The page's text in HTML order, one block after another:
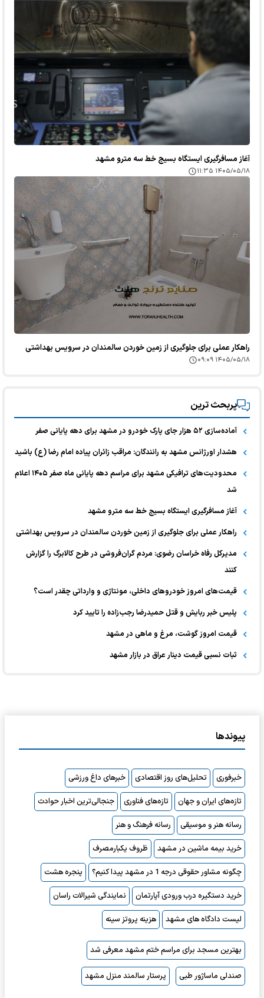
آغاز مسافرگیری ایستگاه بسیج خط سه مترو مشهد
۱۴۰۵/۰۵/۱۸ ۱۱:۳۵
راهکار عملی برای جلوگیری از زمین خوردن سالمندان در سرویس بهداشتی
۱۴۰۵/۰۵/۱۸ ۰۹:۰۹
پربحث ترین
آماده‌سازی ۵۲ هزار جای پارک خودرو در مشهد برای دهه پایانی صفر
هشدار اورژانس مشهد به رانندگان: مراقب زائران پیاده امام رضا (ع) باشید
محدودیت‌های ترافیکی مشهد برای مراسم دهه پایانی ماه صفر ۱۴۰۵ اعلام
شد
آغاز مسافرگیری ایستگاه بسیج خط سه مترو مشهد
راهکار عملی برای جلوگیری از زمین خوردن سالمندان در سرویس بهداشتی
مدیرکل رفاه خراسان رضوی: مردم گران‌فروشی در طرح کالابرگ را گزارش
کنند
قیمت‌های امروز خودرو‌های داخلی، مونتاژی و وارداتی چقدر است؟
پلیس خبر ربایش و قتل حمیدرضا رجب‌زاده را تایید کرد
قیمت امروز گوشت، مرغ و ماهی در مشهد
ثبات نسبی قیمت دینار عراق در بازار مشهد
پیوندها
خبرفوری تحلیل‌های روز اقتصادی
خبرهای داغ ورزشی
تازه‌های ایران و جهان
تازه‌های فناوری
جنجالی‌ترین اخبار حوادث
رسانه هنر و موسیقی
رسانه فرهنگ و هنر
خرید بیمه ماشین در مشهد
ظروف یکبارمصرف
چگونه مشاور حقوقی درجه 1 در مشهد پیدا کنیم؟
پنجره هشت
خرید دستگیره درب ورودی آپارتمان
نمایندگی شیرالات راسان
لیست دادگاه های مشهد
هزینه پروتز سینه
بهترین مسجد برای مراسم ختم مشهد معرفی شد
صندلی ماساژور طبی پرستار سالمند منزل مشهد